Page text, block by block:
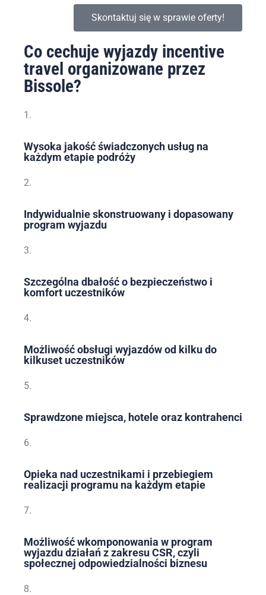
Skontaktuj się w sprawie oferty!
Co cechuje wyjazdy incentive
travel organizowane przez
Bissole?
1.
Wysoka jakość świadczonych usług na
każdym etapie podróży
2.
Indywidualnie skonstruowany i dopasowany
program wyjazdu
3.
Szczególna dbałość o bezpieczeństwo i
komfort uczestników
4.
Możliwość obsługi wyjazdów od kilku do
kilkuset uczestników
5.
Sprawdzone miejsca, hotele oraz kontrahenci
6.
Opieka nad uczestnikami i przebiegiem
realizacji programu na każdym etapie
7.
Możliwość wkomponowania w program
wyjazdu działań z zakresu CSR, czyli
społecznej odpowiedzialności biznesu
8.